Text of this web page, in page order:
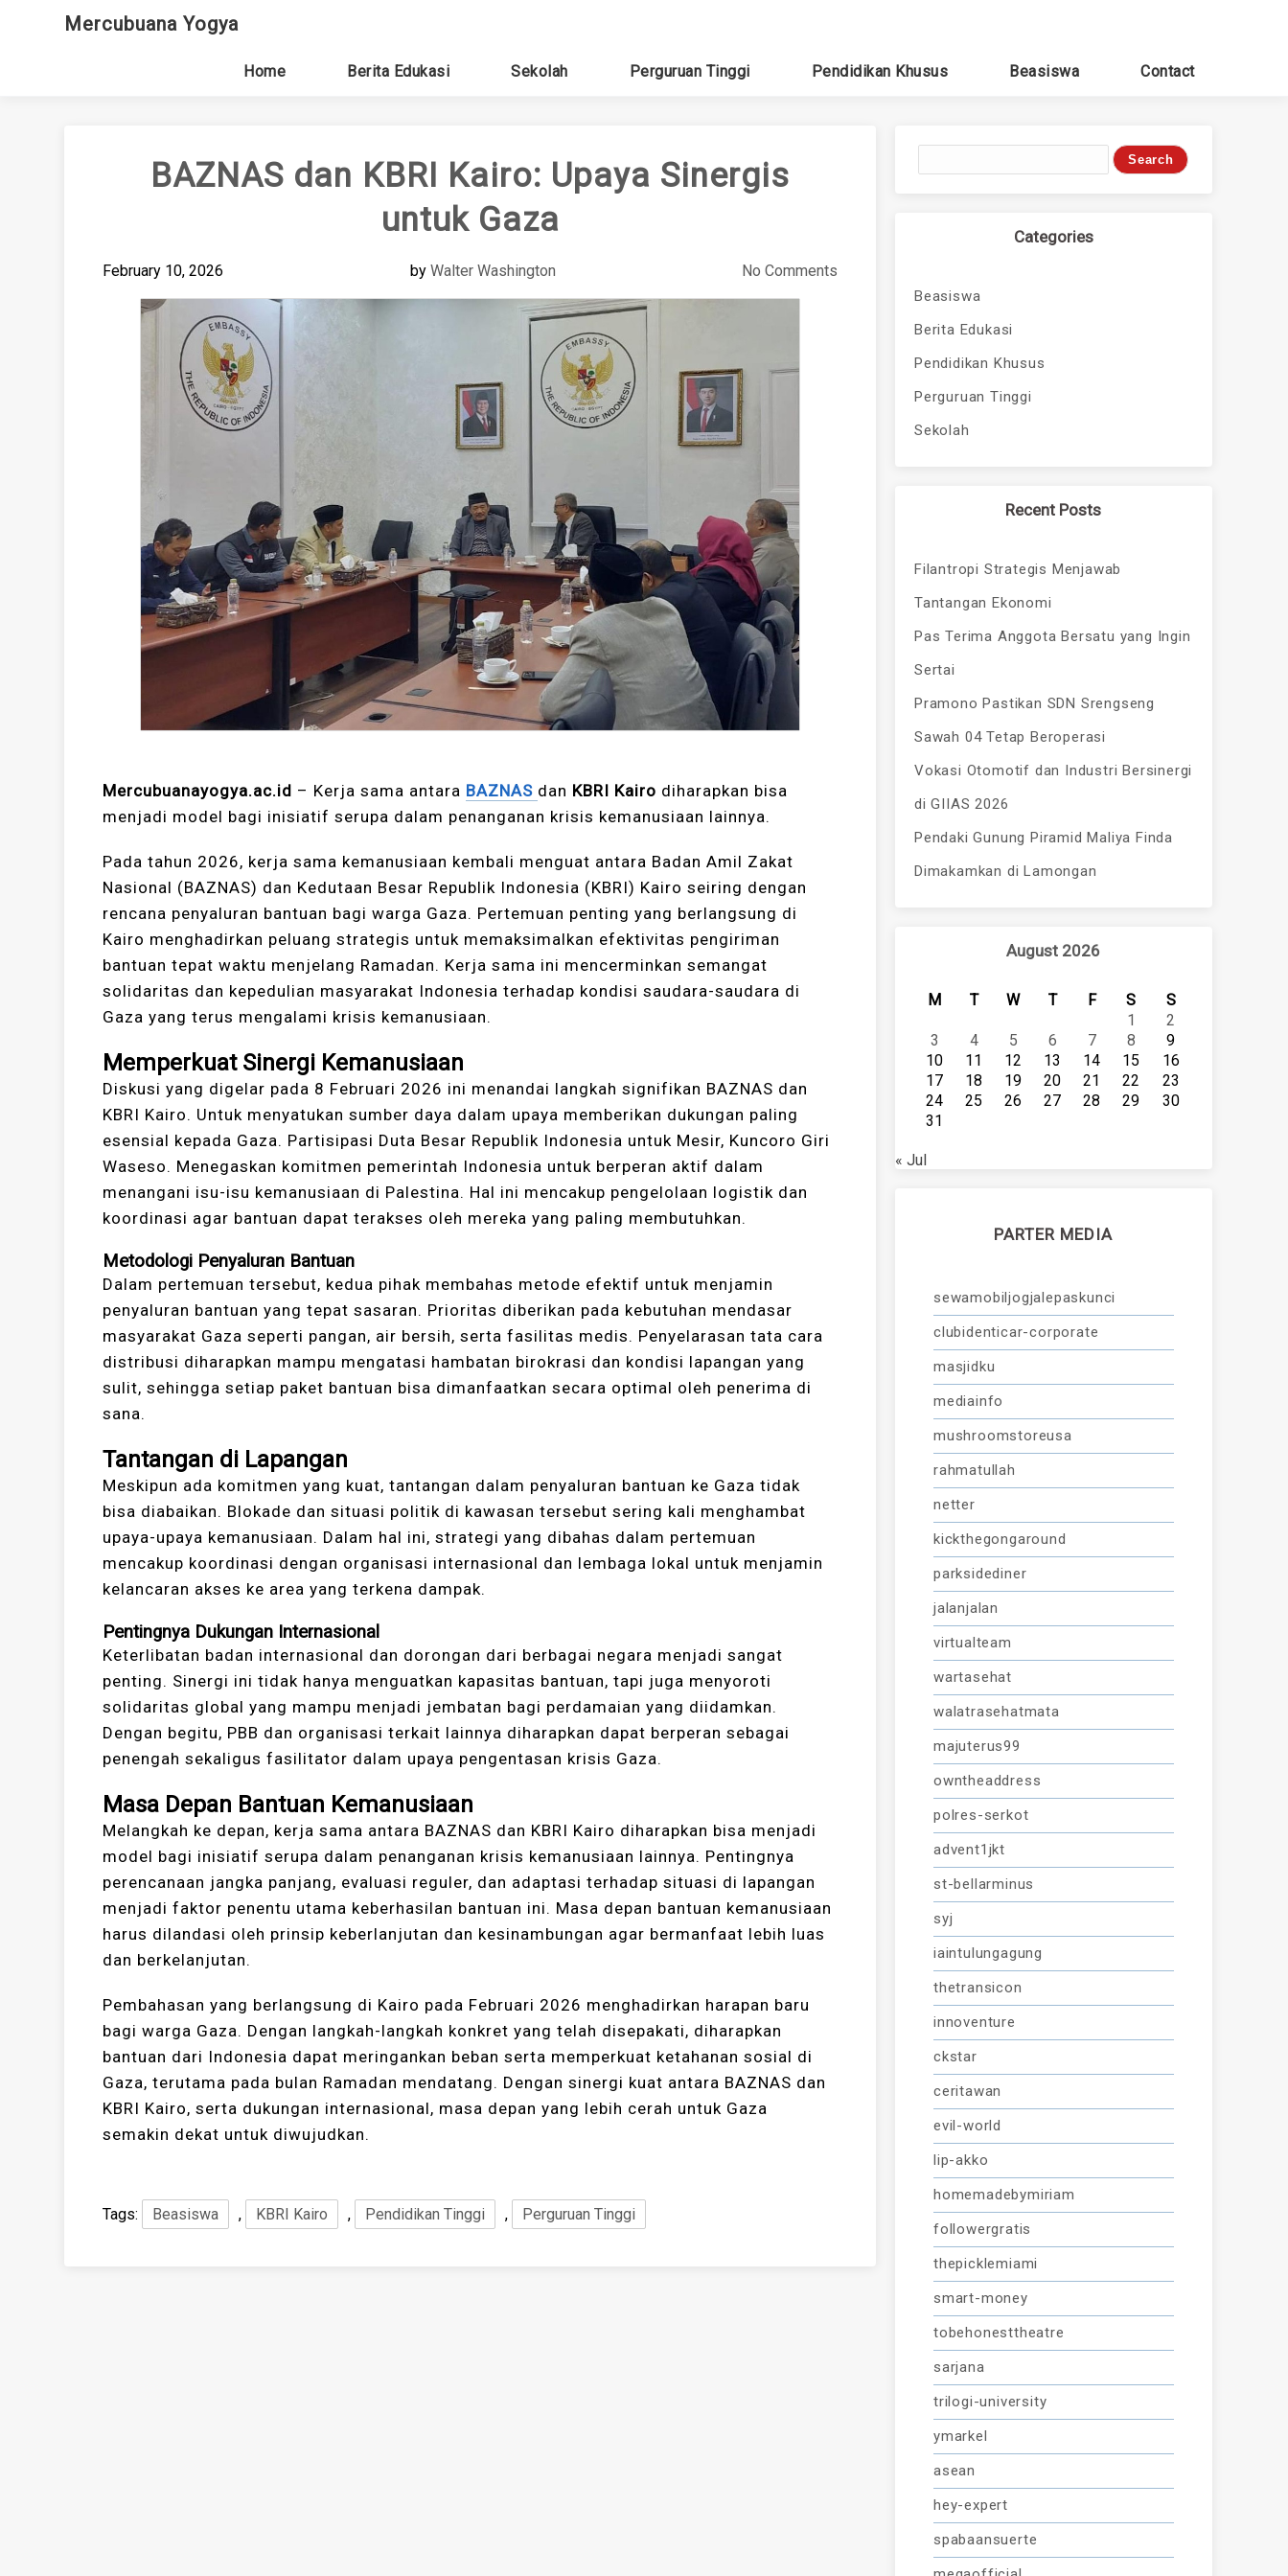
Mercubuana Yogya
Home Berita Edukasi Sekolah Perguruan Tinggi Pendidikan Khusus Beasiswa Contact
BAZNAS dan KBRI Kairo: Upaya Sinergis
untuk Gaza
February 10, 2026 by Walter Washington No Comments
Mercubuanayogya.ac.id – Kerja sama antara BAZNAS dan KBRI Kairo diharapkan bisa
menjadi model bagi inisiatif serupa dalam penanganan krisis kemanusiaan lainnya.
Pada tahun 2026, kerja sama kemanusiaan kembali menguat antara Badan Amil Zakat
Nasional (BAZNAS) dan Kedutaan Besar Republik Indonesia (KBRI) Kairo seiring dengan
rencana penyaluran bantuan bagi warga Gaza. Pertemuan penting yang berlangsung di
Kairo menghadirkan peluang strategis untuk memaksimalkan efektivitas pengiriman
bantuan tepat waktu menjelang Ramadan. Kerja sama ini mencerminkan semangat
solidaritas dan kepedulian masyarakat Indonesia terhadap kondisi saudara-saudara di
Gaza yang terus mengalami krisis kemanusiaan.
Memperkuat Sinergi Kemanusiaan
Diskusi yang digelar pada 8 Februari 2026 ini menandai langkah signifikan BAZNAS dan
KBRI Kairo. Untuk menyatukan sumber daya dalam upaya memberikan dukungan paling
esensial kepada Gaza. Partisipasi Duta Besar Republik Indonesia untuk Mesir, Kuncoro Giri
Waseso. Menegaskan komitmen pemerintah Indonesia untuk berperan aktif dalam
menangani isu-isu kemanusiaan di Palestina. Hal ini mencakup pengelolaan logistik dan
koordinasi agar bantuan dapat terakses oleh mereka yang paling membutuhkan.
Metodologi Penyaluran Bantuan
Dalam pertemuan tersebut, kedua pihak membahas metode efektif untuk menjamin
penyaluran bantuan yang tepat sasaran. Prioritas diberikan pada kebutuhan mendasar
masyarakat Gaza seperti pangan, air bersih, serta fasilitas medis. Penyelarasan tata cara
distribusi diharapkan mampu mengatasi hambatan birokrasi dan kondisi lapangan yang
sulit, sehingga setiap paket bantuan bisa dimanfaatkan secara optimal oleh penerima di
sana.
Tantangan di Lapangan
Meskipun ada komitmen yang kuat, tantangan dalam penyaluran bantuan ke Gaza tidak
bisa diabaikan. Blokade dan situasi politik di kawasan tersebut sering kali menghambat
upaya-upaya kemanusiaan. Dalam hal ini, strategi yang dibahas dalam pertemuan
mencakup koordinasi dengan organisasi internasional dan lembaga lokal untuk menjamin
kelancaran akses ke area yang terkena dampak.
Pentingnya Dukungan Internasional
Keterlibatan badan internasional dan dorongan dari berbagai negara menjadi sangat
penting. Sinergi ini tidak hanya menguatkan kapasitas bantuan, tapi juga menyoroti
solidaritas global yang mampu menjadi jembatan bagi perdamaian yang diidamkan.
Dengan begitu, PBB dan organisasi terkait lainnya diharapkan dapat berperan sebagai
penengah sekaligus fasilitator dalam upaya pengentasan krisis Gaza.
Masa Depan Bantuan Kemanusiaan
Melangkah ke depan, kerja sama antara BAZNAS dan KBRI Kairo diharapkan bisa menjadi
model bagi inisiatif serupa dalam penanganan krisis kemanusiaan lainnya. Pentingnya
perencanaan jangka panjang, evaluasi reguler, dan adaptasi terhadap situasi di lapangan
menjadi faktor penentu utama keberhasilan bantuan ini. Masa depan bantuan kemanusiaan
harus dilandasi oleh prinsip keberlanjutan dan kesinambungan agar bermanfaat lebih luas
dan berkelanjutan.
Pembahasan yang berlangsung di Kairo pada Februari 2026 menghadirkan harapan baru
bagi warga Gaza. Dengan langkah-langkah konkret yang telah disepakati, diharapkan
bantuan dari Indonesia dapat meringankan beban serta memperkuat ketahanan sosial di
Gaza, terutama pada bulan Ramadan mendatang. Dengan sinergi kuat antara BAZNAS dan
KBRI Kairo, serta dukungan internasional, masa depan yang lebih cerah untuk Gaza
semakin dekat untuk diwujudkan.
Tags: Beasiswa , KBRI Kairo , Pendidikan Tinggi , Perguruan Tinggi
Categories
Beasiswa
Berita Edukasi
Pendidikan Khusus
Perguruan Tinggi
Sekolah
Recent Posts
Filantropi Strategis Menjawab
Tantangan Ekonomi
Pas Terima Anggota Bersatu yang Ingin
Sertai
Pramono Pastikan SDN Srengseng
Sawah 04 Tetap Beroperasi
Vokasi Otomotif dan Industri Bersinergi
di GIIAS 2026
Pendaki Gunung Piramid Maliya Finda
Dimakamkan di Lamongan
August 2026
M T W T F S
S
1
2
3
4 5 6 7 8
9
10
11 12 13 14 15
16
17
18 19 20 21 22
23
24
25 26 27 28 29
30
31
« Jul
PARTER MEDIA
sewamobiljogjalepaskunci
clubidenticar-corporate
masjidku
mediainfo
mushroomstoreusa
rahmatullah
netter
kickthegongaround
parksidediner
jalanjalan
virtualteam
wartasehat
walatrasehatmata
majuterus99
owntheaddress
polres-serkot
advent1jkt
st-bellarminus
syj
iaintulungagung
thetransicon
innoventure
ckstar
ceritawan
evil-world
lip-akko
homemadebymiriam
followergratis
thepicklemiami
smart-money
tobehonesttheatre
sarjana
trilogi-university
ymarkel
asean
hey-expert
spabaansuerte